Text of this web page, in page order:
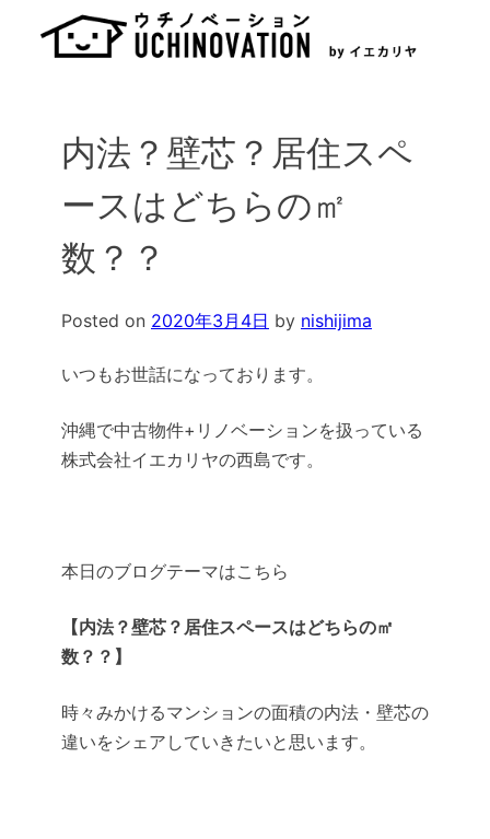
内法？壁芯？居住スペ
ースはどちらの㎡
数？？
Posted on 2020年3月4日 by nishijima
いつもお世話になっております。
沖縄で中古物件+リノベーションを扱っている
株式会社イエカリヤの西島です。
本日のブログテーマはこちら
【内法？壁芯？居住スペースはどちらの㎡
数？？】
時々みかけるマンションの面積の内法・壁芯の
違いをシェアしていきたいと思います。